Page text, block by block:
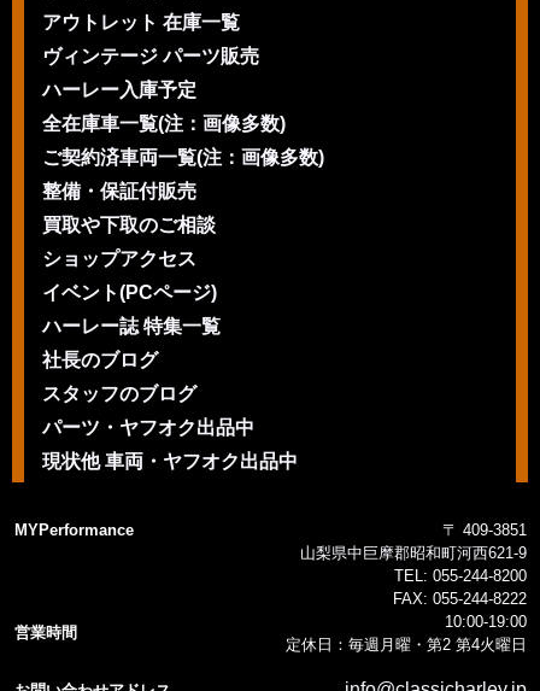
アウトレット 在庫一覧
ヴィンテージ パーツ販売
ハーレー入庫予定
全在庫車一覧(注：画像多数)
ご契約済車両一覧(注：画像多数)
整備・保証付販売
買取や下取のご相談
ショップアクセス
イベント(PCページ)
ハーレー誌 特集一覧
社長のブログ
スタッフのブログ
パーツ・ヤフオク出品中
現状他 車両・ヤフオク出品中
MYPerformance
〒 409-3851
山梨県中巨摩郡昭和町河西621-9
TEL: 055-244-8200
FAX: 055-244-8222
営業時間
10:00-19:00
定休日：毎週月曜・第2 第4火曜日